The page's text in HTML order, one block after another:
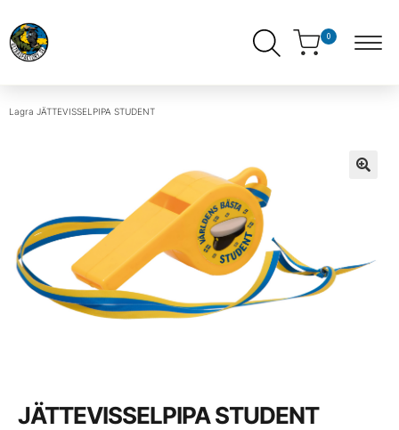
0
Lagra JÄTTEVISSELPIPA STUDENT
JÄTTEVISSELPIPA STUDENT